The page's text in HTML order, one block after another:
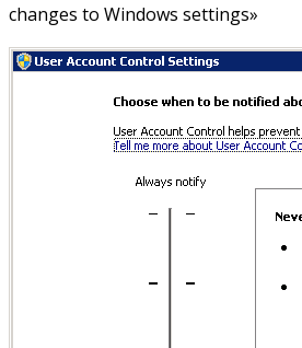
changes to Windows settings»